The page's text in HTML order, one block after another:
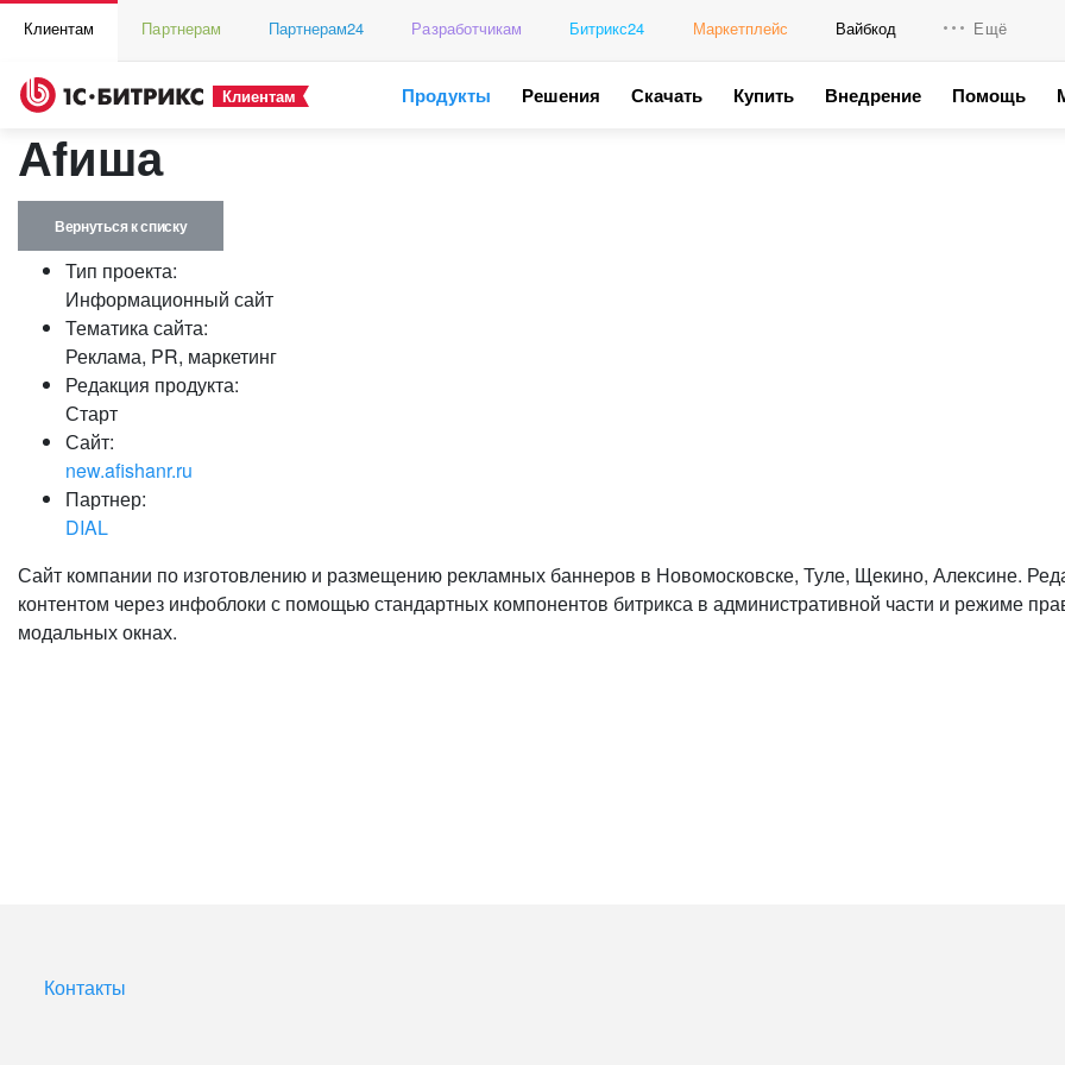
Клиентам Партнерам Партнерам24 Разработчикам Битрикс24 Маркетплейс Вайбкод Ещё
Клиентам Продукты Решения Скачать Купить Внедрение Помощь
Аfиша
Вернуться к списку
Тип проекта:
Информационный сайт
Тематика сайта:
Реклама, PR, маркетинг
Редакция продукта:
Старт
Сайт:
new.afishanr.ru
Партнер:
DIAL
Сайт компании по изготовлению и размещению рекламных баннеров в Новомосковске, Туле, Щекино, Алексине.
контентом через инфоблоки с помощью стандартных компонентов битрикса в административной части и режиме
модальных окнах.
Контакты